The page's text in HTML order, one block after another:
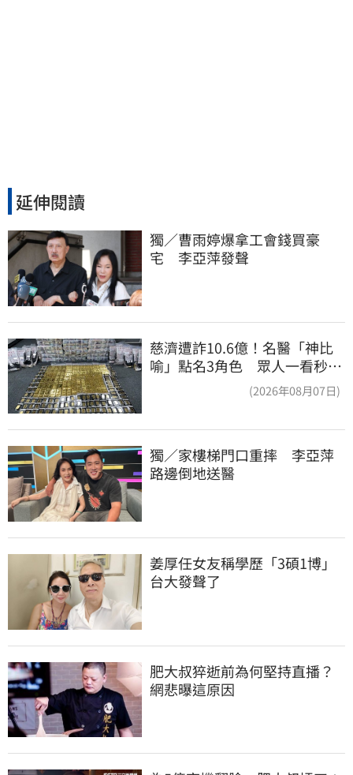
延伸閱讀
獨／曹雨婷爆拿工會錢買豪
宅　李亞萍發聲
慈濟遭詐10.6億！名醫「神比
喻」點名3角色 眾人一看秒懂
(2026年08月07日)
獨／家樓梯門口重摔　李亞萍
路邊倒地送醫
姜厚任女友稱學歷「3碩1博」
台大發聲了
肥大叔猝逝前為何堅持直播？
網悲曝這原因